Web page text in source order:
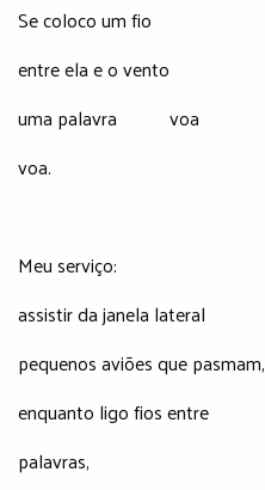
Se coloco um fio
entre ela e o vento
uma palavra voa
voa.
Meu serviço:
assistir da janela lateral
pequenos aviões que pasmam,
enquanto ligo fios entre
palavras,